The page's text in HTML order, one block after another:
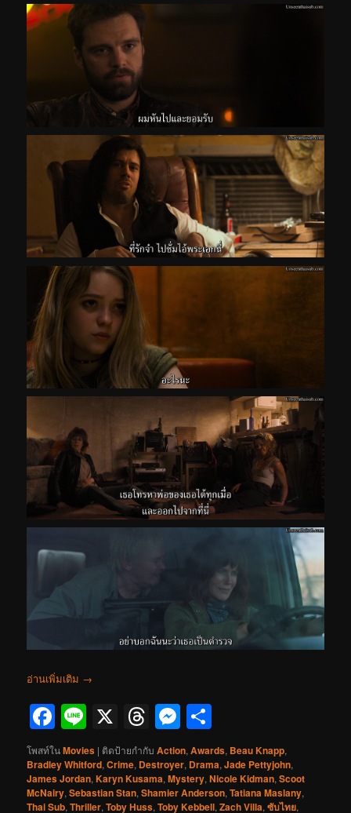
อ่านเพิ่มเติม →
Facebook
Line
X Threads
Messenger
โพสท์ในMovies | ติดป้ายกำกับ Action,Awards, Beau Knapp,
Bradley Whitford,Crime, Destroyer, Drama,Jade Pettyjohn,
James Jordan,Karyn Kusama,Mystery,Nicole Kidman,Scoot
McNairy,Sebastian Stan,Shamier Anderson,Tatiana Maslany,
Thai Sub,Thriller,Toby Huss,Toby Kebbell,Zach Villa,ซับไทย,